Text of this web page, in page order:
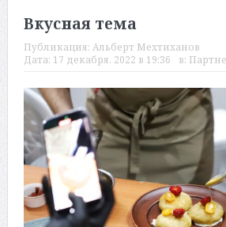
Вкусная тема
Публикация: Альберт Мехтиханов
Дата: 17 декабря, 2022 в 19:36 в: